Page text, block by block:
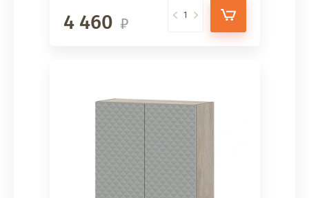
4 460